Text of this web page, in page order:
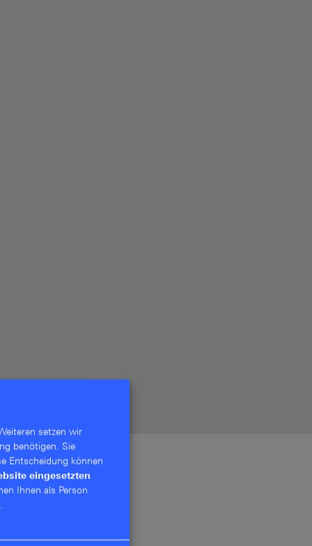
setzen wir
benötigen. Sie
Entschei­dung können
eingesetzten
Ihnen als Person
.